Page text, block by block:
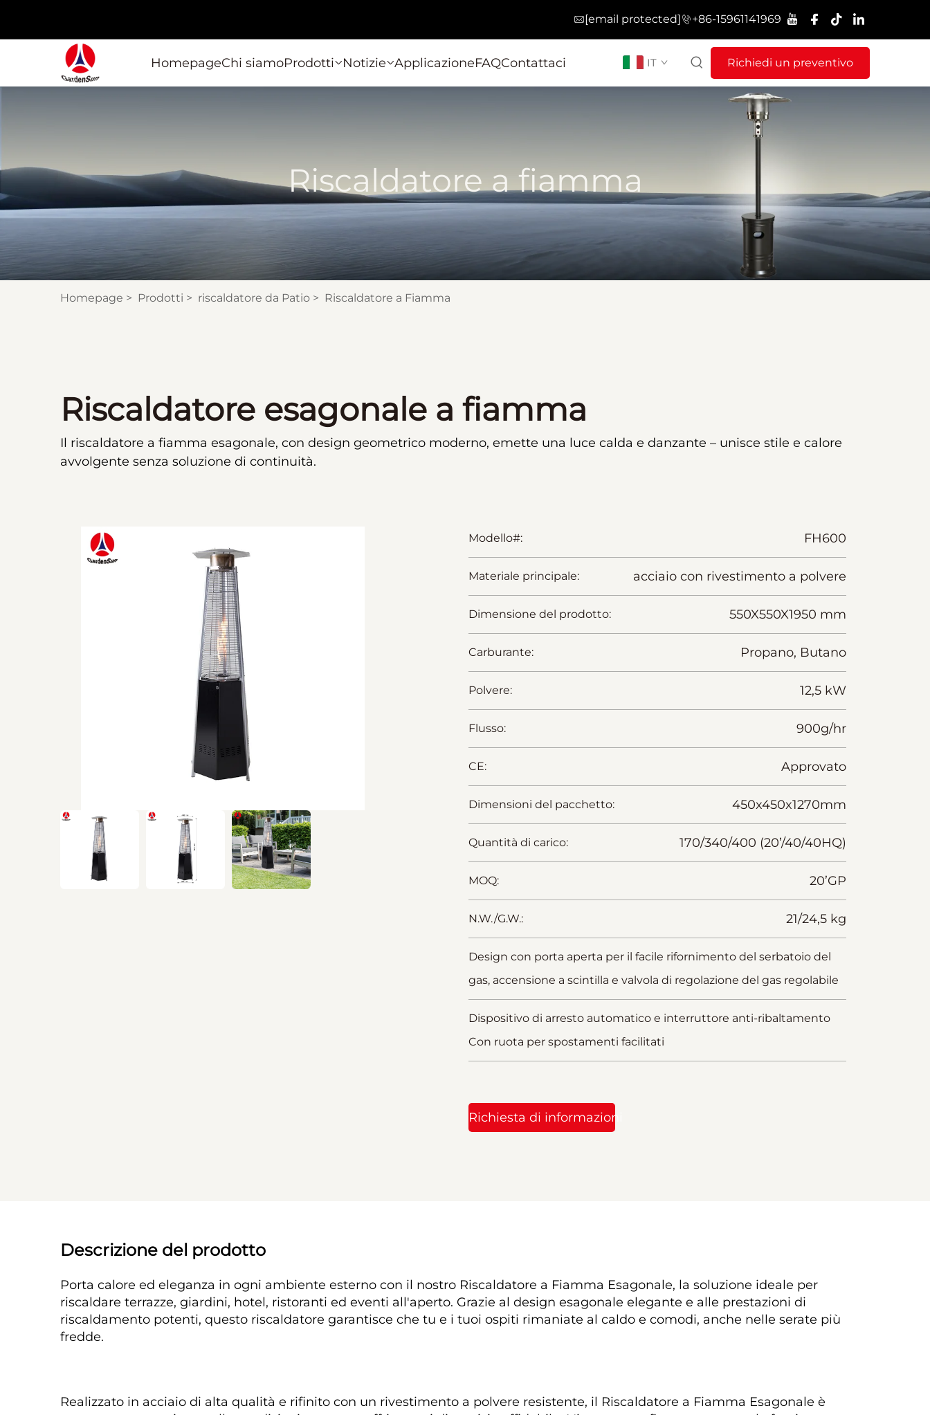
[email protected] +86-15961141969
HomepageChi siamoProdotti Notizie ApplicazioneFAQContattaci IT Richiedi un preventivo
Riscaldatore a fiamma
Homepage > Prodotti > riscaldatore da Patio > Riscaldatore a Fiamma
Riscaldatore esagonale a fiamma
Il riscaldatore a fiamma esagonale, con design geometrico moderno, emette una luce calda e danzante – unisce stile e calore
avvolgente senza soluzione di continuità.
Modello#: FH600
Materiale principale: acciaio con rivestimento a polvere
Dimensione del prodotto: 550X550X1950 mm
Carburante: Propano, Butano
Polvere: 12,5 kW
Flusso: 900g/hr
CE: Approvato
Dimensioni del pacchetto: 450x450x1270mm
Quantità di carico: 170/340/400 (20’/40/40HQ)
MOQ: 20’GP
N.W./G.W.: 21/24,5 kg
Design con porta aperta per il facile rifornimento del serbatoio del
gas, accensione a scintilla e valvola di regolazione del gas regolabile
Dispositivo di arresto automatico e interruttore anti-ribaltamento
Con ruota per spostamenti facilitati
Richiesta di informazioni
Descrizione del prodotto
Porta calore ed eleganza in ogni ambiente esterno con il nostro Riscaldatore a Fiamma Esagonale, la soluzione ideale per
riscaldare terrazze, giardini, hotel, ristoranti ed eventi all'aperto. Grazie al design esagonale elegante e alle prestazioni di
riscaldamento potenti, questo riscaldatore garantisce che tu e i tuoi ospiti rimaniate al caldo e comodi, anche nelle serate più
fredde.
Realizzato in acciaio di alta qualità e rifinito con un rivestimento a polvere resistente, il Riscaldatore a Fiamma Esagonale è